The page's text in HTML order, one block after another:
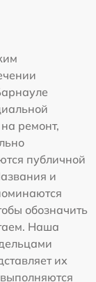
ремонт,
публичной
и
обозначить
Наша
их